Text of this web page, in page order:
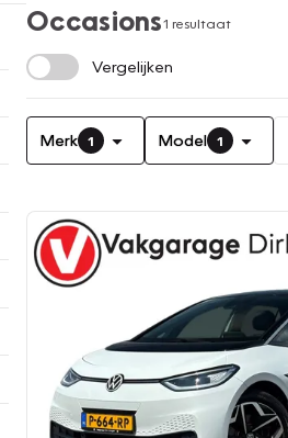
Occasions1 resultaat
Vergelijken
Merk 1 Model 1